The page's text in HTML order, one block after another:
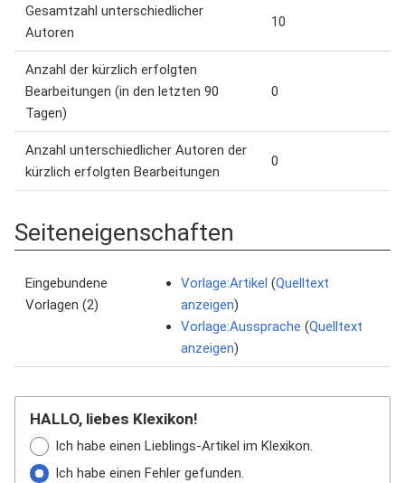
Gesamtzahl unterschiedlicher
Autoren
10
Anzahl der kürzlich erfolgten
Bearbeitungen (in den letzten 90
Tagen)
0
Anzahl unterschiedlicher Autoren der
kürzlich erfolgten Bearbeitungen
0
Seiteneigenschaften
Eingebundene
Vorlagen (2)
Vorlage:Artikel (Quelltext
anzeigen)
Vorlage:Aussprache (Quelltext
anzeigen)
HALLO, liebes Klexikon!
Ich habe einen Lieblings-Artikel im Klexikon.
Ich habe einen Fehler gefunden.